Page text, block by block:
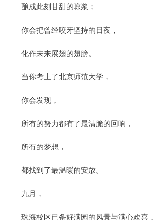
酿成此刻甘甜的琼浆；
你会把曾经咬牙坚持的日夜，
化作未来展翅的翅膀。
当你考上了北京师范大学，
你会发现，
所有的努力都有了最清脆的回响，
所有的梦想，
都找到了最温暖的安放。
九月，
珠海校区已备好满园的风景与满心欢喜，